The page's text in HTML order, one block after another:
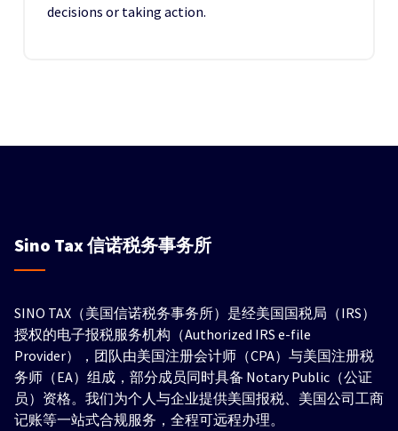
decisions or taking action.
Sino Tax信诺税务事务所
SINO TAX（美国信诺税务事务所）是经美国国税局（IRS）
授权的电子报税服务机构（Authorized IRS e-file
Provider），团队由美国注册会计师（CPA）与美国注册税
务师（EA）组成，部分成员同时具备 Notary Public（公证
员）资格。我们为个人与企业提供美国报税、美国公司工商
记账等一站式合规服务，全程可远程办理。